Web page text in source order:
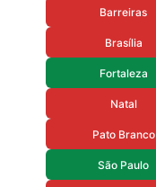
Barreiras
Brasília
Fortaleza
Natal
Pato Branco
São Paulo